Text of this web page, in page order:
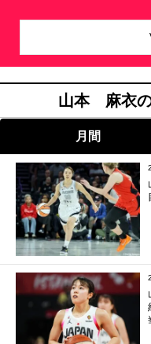
山本 麻衣の
月間